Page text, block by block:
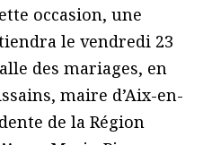
occasion, une
le vendredi 23
des mariages, en
maire d’Aix-en-
de la Région